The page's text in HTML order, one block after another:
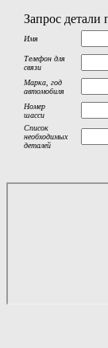
Запрос детали
Имя
Телефон для
связи
Марка, год
автомобиля
Номер
шасси
Список
необходимых
деталей